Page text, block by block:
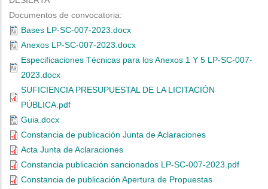
Documentos de convocatoria:
Bases LP-SC-007-2023.docx
Anexos LP-SC-007-2023.docx
Especificaciones Técnicas para los Anexos 1 Y 5 LP-SC-007-
2023.docx
SUFICIENCIA PRESUPUESTAL DE LA LICITACIÓN
PÚBLICA.pdf
Guia.docx
Constancia de publicación Junta de Aclaraciones
Acta Junta de Aclaraciones
Constancia publicación sancionados LP-SC-007-2023.pdf
Constancia de publicación Apertura de Propuestas